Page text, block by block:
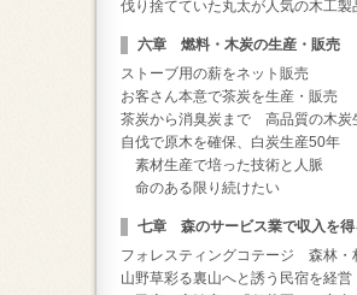
伐り捨てていた丸太が人気の木工製
六章 燃料・木炭の生産・販売
ストーブ用の薪をネット販売
お客さん本意で茶炭を生産・販売
茶炭から消臭炭まで 高品質の木炭
自伐で原木を確保、白炭生産50年
素材生産で培った技術と人脈
命のある限り続けたい
七章 森のサービス業で収入を得
フォレスティングコテージ 森林・
山野草彩る裏山へと誘う民宿を経営